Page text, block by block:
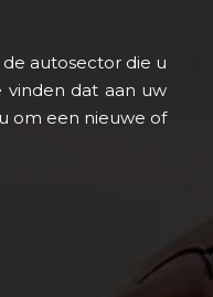
autosector die u
dat aan uw
om een nieuwe of